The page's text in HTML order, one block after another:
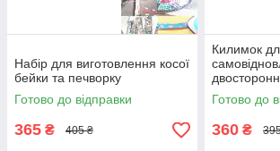
Набір для виготовлення косої
бейки та печворку
Готово до відправки
365 ₴ 405 ₴
Килимок
Готово до
360 ₴